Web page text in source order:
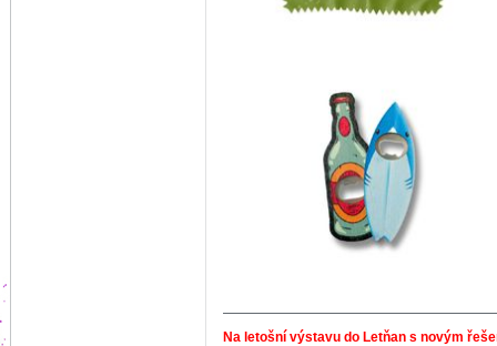
Na letošní výstavu do Letňan s novým